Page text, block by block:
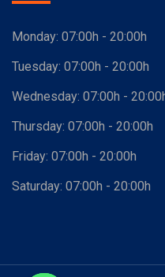
Monday: 07:00h - 20:00h
Tuesday: 07:00h - 20:00h
Wednesday: 07:00h -
Thursday: 07:00h - 20:00h
Friday: 07:00h - 20:00h
Saturday: 07:00h - 20:00h